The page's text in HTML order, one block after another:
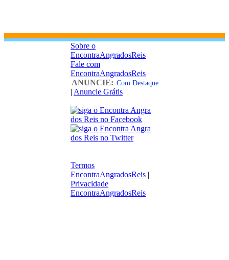
Sobre o
EncontraAngradosReis
Fale com
EncontraAngradosReis
ANUNCIE: Com Destaque
| Anuncie Grátis
Termos
EncontraAngradosReis |
Privacidade
EncontraAngradosReis